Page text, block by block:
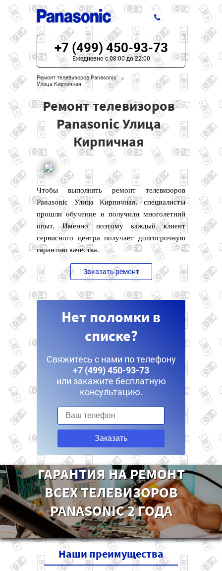
ЦЕНЫ НА РЕМОНТ
О СЕРВИСЕ
МОДЕЛИ PANASONIC
НАШИ КОНТАКТЫ
+7 (499) 450-93-73
Ежедневно с 08:00 до 22:00
Ремонт телевизоров Panasonic
Улица Кирпичная
Ремонт телевизоров
Panasonic Улица
Кирпичная
Чтобы выполнять ремонт телевизоров
Panasonic Улица Кирпичная, специалисты
прошли обучение и получили многолетний
опыт. Именно поэтому каждый клиент
сервисного центра получает долгосрочную
гарантию качества.
Заказать ремонт
Нет поломки в
списке?
Свяжитесь с нами по телефону
+7 (499) 450-93-73
или закажите бесплатную
консультацию.
Заказать
ГАРАНТИЯ НА РЕМОНТ
ВСЕХ ТЕЛЕВИЗОРОВ
PANASONIC 2 ГОДА
Нашипреимущества